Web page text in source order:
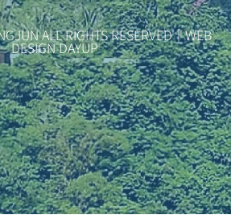
ALL RIGHTS RESERVED｜WEB
DESIGN DAYUP